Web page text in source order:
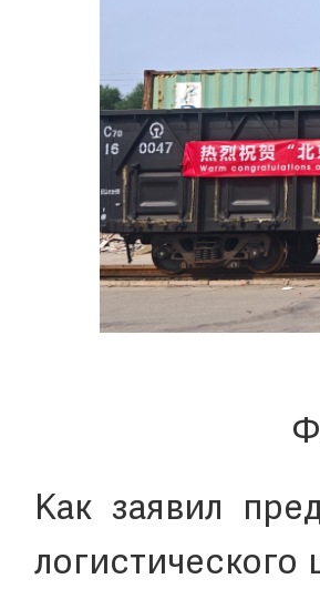
Как заявил